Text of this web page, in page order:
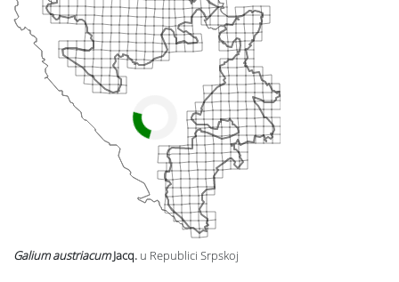
Galium austriacumJacq. u Republici Srpskoj